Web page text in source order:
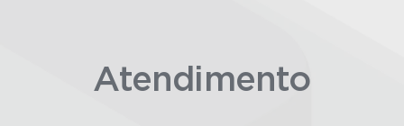
Atendimento